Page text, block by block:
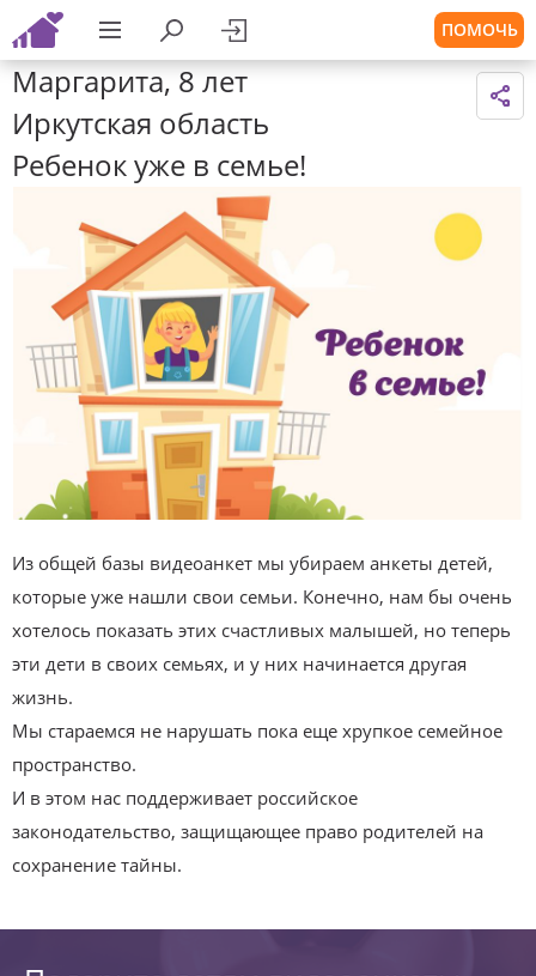
ПОМОЧЬ
Маргарита, 8 лет
Иркутская область
Ребенок уже в семье!
Из общей базы видеоанкет мы убираем анкеты детей,
которые уже нашли свои семьи. Конечно, нам бы очень
хотелось показать этих счастливых малышей, но теперь
эти дети в своих семьях, и у них начинается другая
жизнь.
Мы стараемся не нарушать пока еще хрупкое семейное
пространство.
И в этом нас поддерживает российское
законодательство, защищающее право родителей на
сохранение тайны.